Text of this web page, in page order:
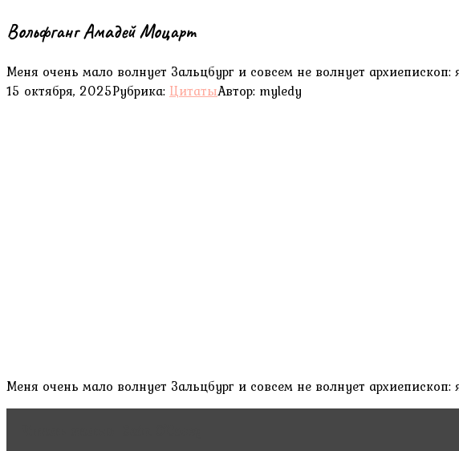
Вольфганг Амадей Моцарт
Меня очень мало волнует Зальцбург и совсем не волнует архиепископ:
15 октября, 2025Рубрика: ЦитатыАвтор: myledy
Меня очень мало волнует Зальцбург и совсем не волнует архиепископ: